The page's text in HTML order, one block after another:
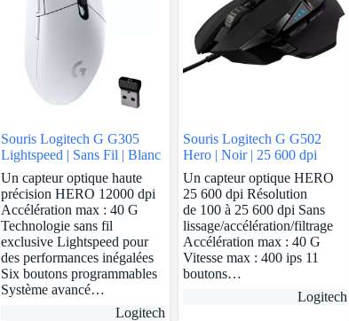
Souris Logitech G G305
Lightspeed | Sans Fil | Blanc
Un capteur optique haute
précision HERO 12000 dpi
Accélération max : 40 G
Technologie sans fil
exclusive Lightspeed pour
des performances inégalées
Six boutons programmables
Système avancé…
Logitech
Souris Logitech G G502
Hero | Noir | 25 600 dpi
Un capteur optique HERO
25 600 dpi Résolution
de 100 à 25 600 dpi Sans
lissage/accélération/filtrage
Accélération max : 40 G
Vitesse max : 400 ips 11
boutons…
Logitech